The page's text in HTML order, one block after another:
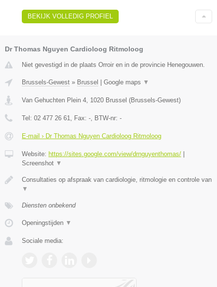
BEKIJK VOLLEDIG PROFIEL
Dr Thomas Nguyen Cardioloog Ritmoloog
Niet gevestigd in de plaats Orroir en in de provincie Henegouwen.
Brussels-Gewest » Brussel | Google maps ▼
Van Gehuchten Plein 4 1020 Brussel (Brussels-Gewest)
Tel: 02 477 26 61 , Fax: - , BTW-nr: -
E-mail › Dr Thomas Nguyen Cardioloog Ritmoloog
Website: https://sites.google.com/view/drnguyenthomas/ |
Screenshot ▼
Consultaties op afspraak van cardiologie, ritmologie en controle van
▼
Diensten onbekend
Openingstijden ▼
Sociale media: